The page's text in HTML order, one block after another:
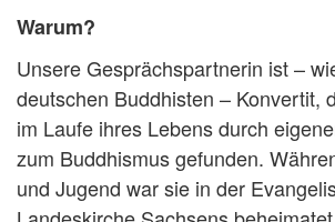
Warum?
Unsere Gesprächspartnerin ist –
deutschen Buddhisten – Konvertit,
im Laufe ihres Lebens durch
zum Buddhismus gefunden.
und Jugend war sie in der